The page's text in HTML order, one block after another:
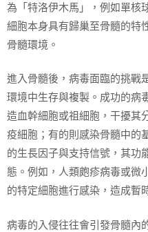
為「特洛伊木馬」，例如單核
細胞本身具有歸巢至骨髓的特
骨髓環境。
進入骨髓後，病毒面臨的挑戰
環境中生存與複製。成功的病
造血幹細胞或祖細胞，干擾其
疫細胞；有的則感染骨髓中的
的生長因子與支持信號，其功
態。例如，人類皰疹病毒或微
的特定細胞進行感染，造成暫
病毒的入侵往往會引發骨髓內